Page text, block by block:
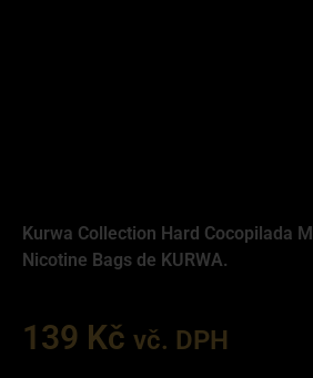
Kurwa Collection Hard Cocopilada
Nicotine Bags de KURWA.
139 Kč vč. DPH